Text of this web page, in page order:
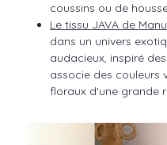
coussins ou de
Le tissu JAVA de
dans un univers
audacieux, inspiré
associe des couleurs
floraux d'une grande